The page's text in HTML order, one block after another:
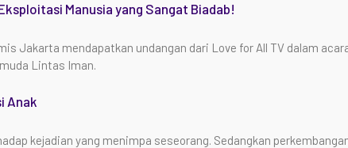
Manusia yang Sangat Biadab!
Jakarta mendapatkan undangan dari Love for All TV dalam
Lintas Iman.
Anak
kejadian yang menimpa seseorang. Sedangkan